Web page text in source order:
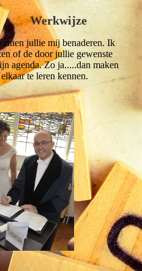
Werkwijze
jullie mij benaderen. Ik
of de door jullie gewenste
agenda. Zo ja.....dan maken
te leren kennen.